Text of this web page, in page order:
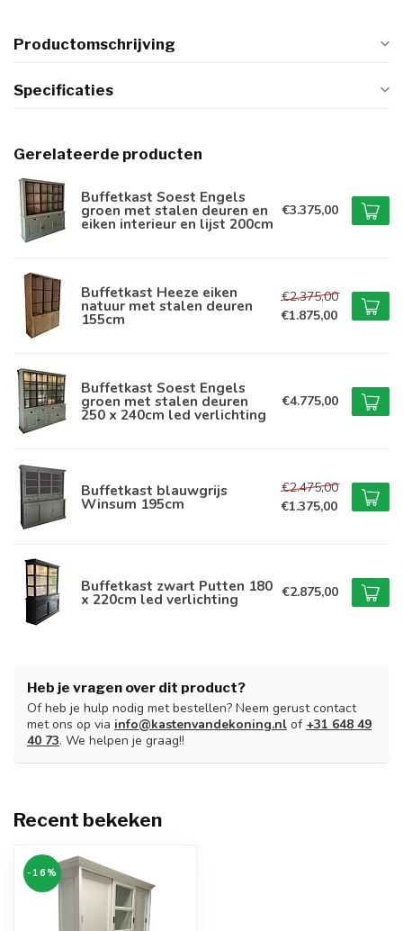
Productomschrijving
Specificaties
Gerelateerde producten
Buffetkast Soest Engels
groen met stalen deuren en
eiken interieur en lijst 200cm
€3.375,00
Buffetkast Heeze eiken
natuur met stalen deuren
155cm
€2.375,00
€1.875,00
Buffetkast Soest Engels
groen met stalen deuren
250 x 240cm led verlichting
€4.775,00
Buffetkast blauwgrijs
Winsum 195cm
€2.475,00
€1.375,00
Buffetkast zwart Putten 180
x 220cm led verlichting €2.875,00
Heb je vragen over dit product?
Of heb je hulp nodig met bestellen? Neem gerust contact
met ons op via info@kastenvandekoning.nl of +31 648 49
40 73. We helpen je graag!!
Recent bekeken
-16%